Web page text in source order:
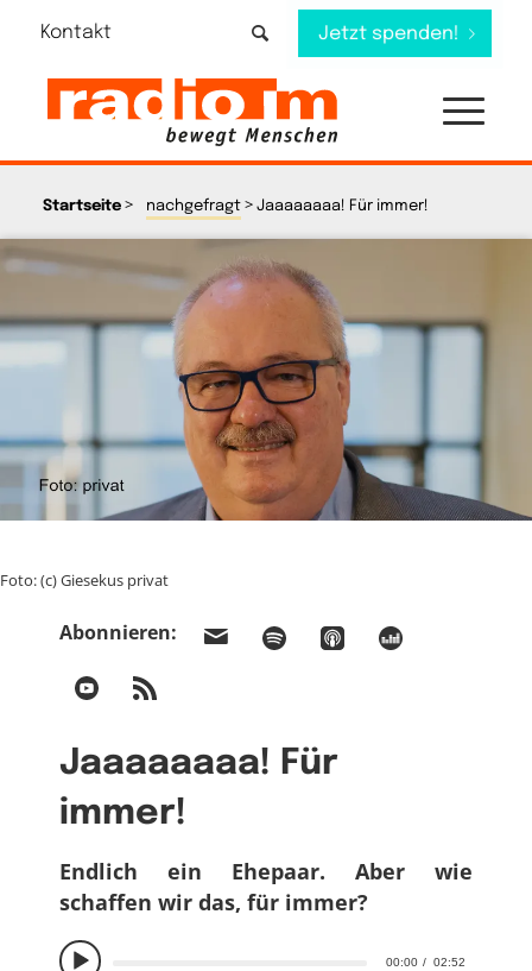
Kontakt Jetzt spenden!
Startseite> nachgefragt> Jaaaaaaaa! Für immer!
Foto: (c) Giesekus privat
Abonnieren:
Jaaaaaaaa! Für
immer!
00:00 02:52
Endlich ein Ehepaar. Aber wie
schaffen wir das, für immer?